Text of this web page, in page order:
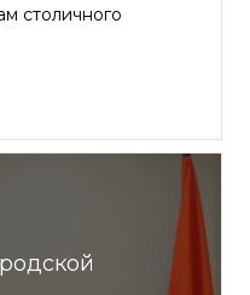
столичного